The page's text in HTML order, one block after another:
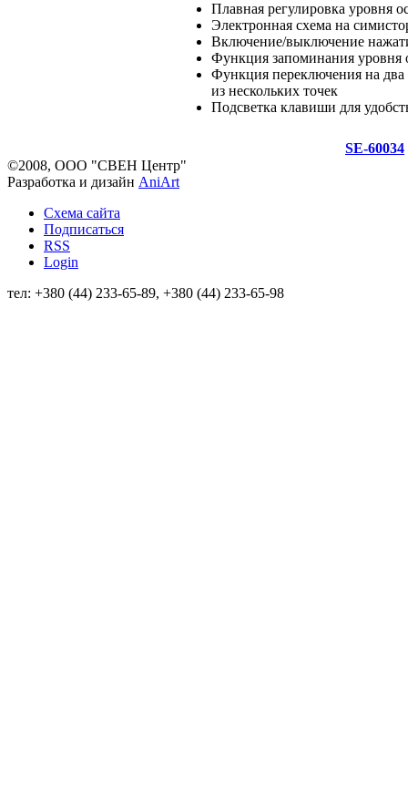
Плавная регулировка уровня
Электронная схема на
Включение/выключение
Функция запоминания уровня
Функция переключения на
из нескольких точек
Подсветка клавиши для
SE-60034
©2008, ООО "СВЕН Центр"
Разработка и дизайн AniArt
Схема сайта
Подписаться
RSS
Login
тел: +380 (44) 233-65-89, +380 (44) 233-65-98